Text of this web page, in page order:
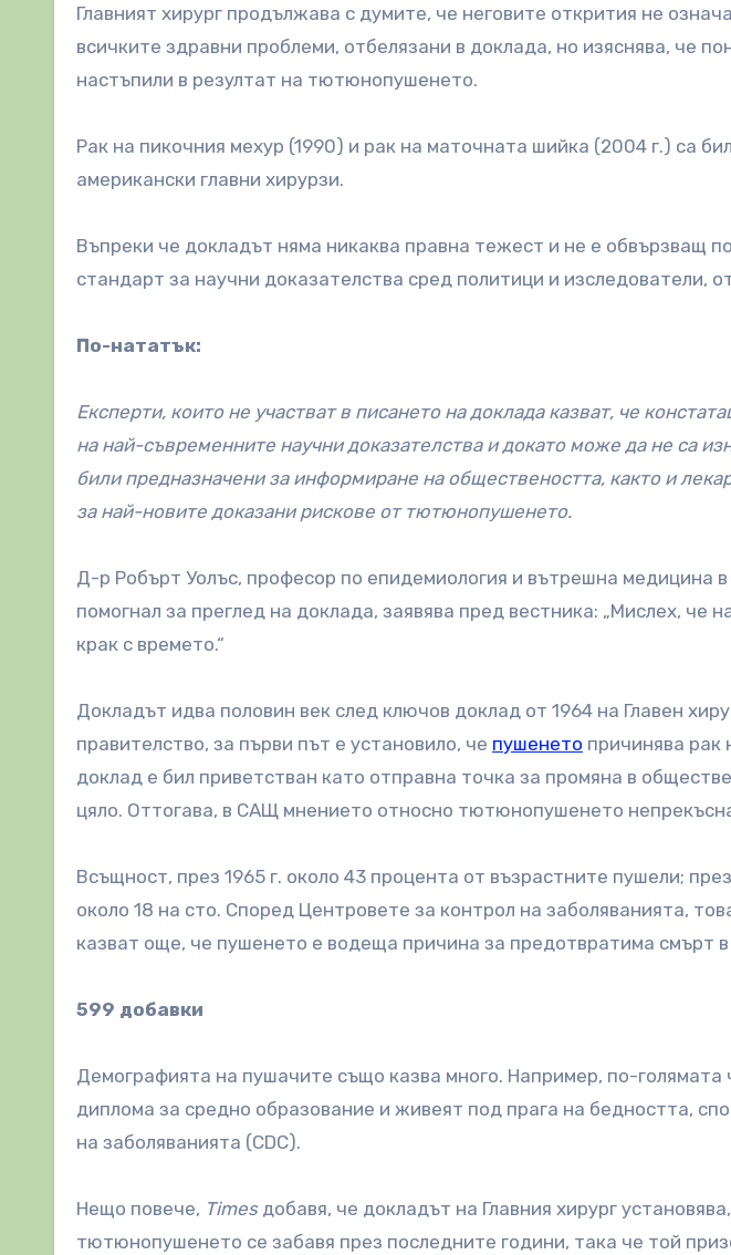
Главният хирург продължава с думите, че неговите открития не
всичките здравни проблеми, отбелязани в доклада, но изяснява, че
настъпили в резултат на тютюнопушенето.
Рак на пикочния мехур (1990) и рак на маточната шийка (2004 г.) са
американски главни хирурзи.
Въпреки че докладът няма никаква правна тежест и не е обвързващ
стандарт за научни доказателства сред политици и изследователи,
По-нататък:
Експерти, които не участват в писането на доклада казват, че
на най-съвременните научни доказателства и докато може да не са
били предназначени за информиране на обществеността, както и
за най-новите доказани рискове от тютюнопушенето.
Д-р Робърт Уолъс, професор по епидемиология и вътрешна медицина
помогнал за преглед на доклада, заявява пред вестника: „Мислех, че
крак с времето.“
Докладът идва половин век след ключов доклад от 1964 на Главен
правителство, за първи път е установило, че пушенето причинява рак
доклад е бил приветстван като отправна точка за промяна в
цяло. Оттогава, в САЩ мнението относно тютюнопушенето
Всъщност, през 1965 г. около 43 процента от възрастните пушели;
около 18 на сто. Според Центровете за контрол на заболяванията,
казват още, че пушенето е водеща причина за предотвратима смърт
599 добавки
Демографията на пушачите също казва много. Например, по-
диплома за средно образование и живеят под прага на бедността,
на заболяванията (CDC).
Нещо повече, Timesдобавя, че докладът на Главния хирург
тютюнопушенето се забавя през последните години, така че той